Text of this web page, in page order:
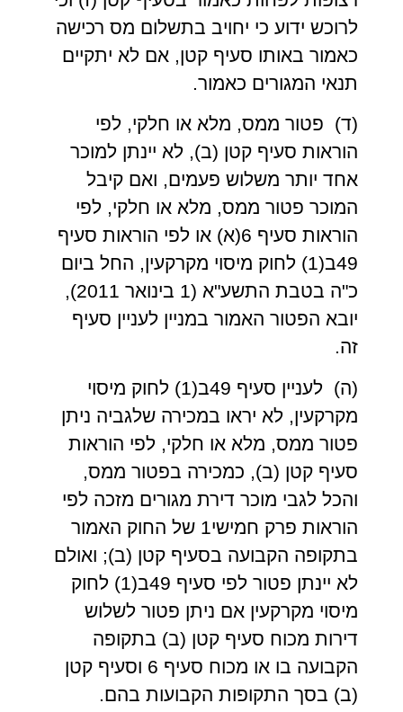
לרוכש ידוע כי יחויב בתשלום מס רכישה
כאמור באותו סעיף קטן, אם לא יתקיים
תנאי המגורים כאמור.
(ד) פטור ממס, מלא או חלקי, לפי
הוראות סעיף קטן (ב), לא יינתן למוכר
אחד יותר משלוש פעמים, ואם קיבל
המוכר פטור ממס, מלא או חלקי, לפי
הוראות סעיף 6(א) או לפי הוראות סעיף
49ב(1) לחוק מיסוי מקרקעין, החל ביום
כ"ה בטבת התשע"א (1 בינואר 2011),
יובא הפטור האמור במניין לעניין סעיף
זה.
(ה) לעניין סעיף 49ב(1) לחוק מיסוי
מקרקעין, לא יראו במכירה שלגביה ניתן
פטור ממס, מלא או חלקי, לפי הוראות
סעיף קטן (ב), כמכירה בפטור ממס,
והכל לגבי מוכר דירת מגורים מזכה לפי
הוראות פרק חמישי1 של החוק האמור
בתקופה הקבועה בסעיף קטן (ב); ואולם
לא יינתן פטור לפי סעיף 49ב(1) לחוק
מיסוי מקרקעין אם ניתן פטור לשלוש
דירות מכוח סעיף קטן (ב) בתקופה
הקבועה בו או מכוח סעיף 6 וסעיף קטן
(ב) בסך התקופות הקבועות בהם.